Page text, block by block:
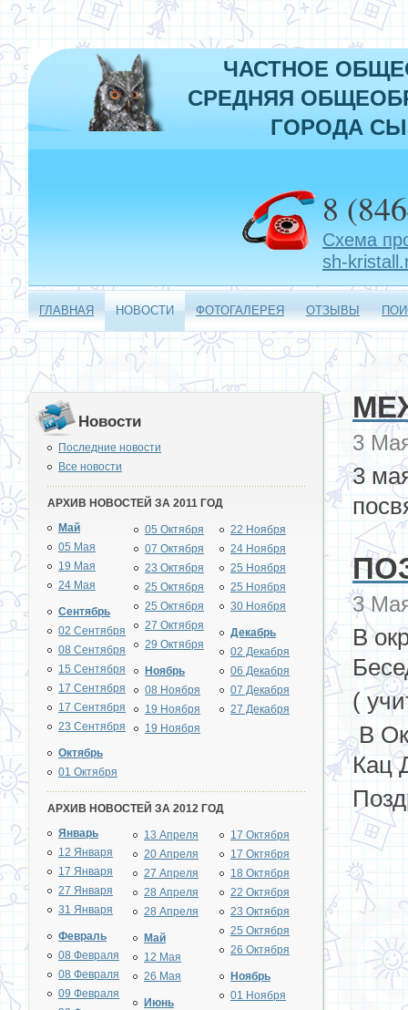
ЧАСТНОЕ
СРЕДНЯЯ
ГОРОДА
8
Схема
sh-
ГЛАВНАЯ НОВОСТИ ФОТОГАЛЕРЕЯ ОТЗЫВЫ
Новости
Последние новости
Все новости
АРХИВ НОВОСТЕЙ ЗА 2011 ГОД
Май
05 Мая
19 Мая
24 Мая
Сентябрь
02 Сентября
08 Сентября
15 Сентября
17 Сентября
17 Сентября
23 Сентября
Октябрь
01 Октября
05 Октября
07 Октября
23 Октября
25 Октября
25 Октября
27 Октября
29 Октября
Ноябрь
08 Ноября
19 Ноября
19 Ноября
22 Ноября
24 Ноября
25 Ноября
25 Ноября
30 Ноября
Декабрь
02 Декабря
06 Декабря
07 Декабря
27 Декабря
АРХИВ НОВОСТЕЙ ЗА 2012 ГОД
Январь
12 Января
17 Января
27 Января
31 Января
Февраль
08 Февраля
08 Февраля
09 Февраля
13 Апреля
20 Апреля
27 Апреля
28 Апреля
28 Апреля
Май
12 Мая
26 Мая
Июнь
17 Октября
17 Октября
18 Октября
22 Октября
23 Октября
25 Октября
26 Октября
Ноябрь
01 Ноября
3
3
3
В
(
В
Кац